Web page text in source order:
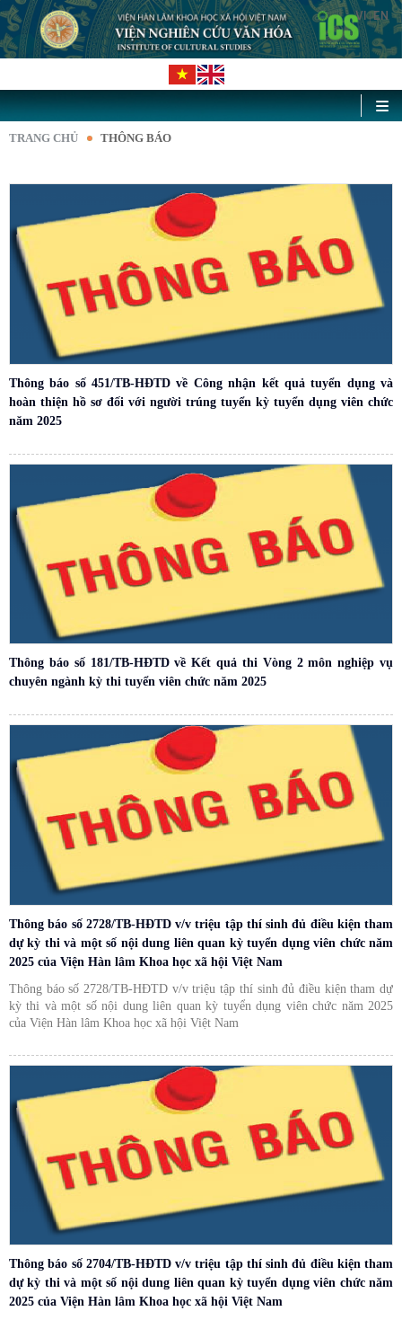
VI |EN
TRANG CHỦ THÔNG BÁO
Thông báo số 451/TB-HĐTD về Công nhận kết quả tuyển dụng và
hoàn thiện hồ sơ đối với người trúng tuyển kỳ tuyển dụng viên chức
năm 2025
Thông báo số 181/TB-HĐTD về Kết quả thi Vòng 2 môn nghiệp vụ
chuyên ngành kỳ thi tuyển viên chức năm 2025
Thông báo số 2728/TB-HĐTD v/v triệu tập thí sinh đủ điều kiện tham
dự kỳ thi và một số nội dung liên quan kỳ tuyển dụng viên chức năm
2025 của Viện Hàn lâm Khoa học xã hội Việt Nam
Thông báo số 2728/TB-HĐTD v/v triệu tập thí sinh đủ điều kiện tham dự
kỳ thi và một số nội dung liên quan kỳ tuyển dụng viên chức năm 2025
của Viện Hàn lâm Khoa học xã hội Việt Nam
Thông báo số 2704/TB-HĐTD v/v triệu tập thí sinh đủ điều kiện tham
dự kỳ thi và một số nội dung liên quan kỳ tuyển dụng viên chức năm
2025 của Viện Hàn lâm Khoa học xã hội Việt Nam